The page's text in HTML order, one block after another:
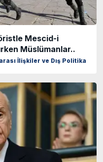
Mescid-i
Müslümanlar..
İlişkiler ve Dış Politika